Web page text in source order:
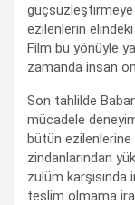
güçsüzleştirmeye
ezilenlerin
Film bu yönüyle
zamanda insan
Son tahlilde
mücadele
bütün ezilenlerine
zindanlarından
zulüm
teslim olmama